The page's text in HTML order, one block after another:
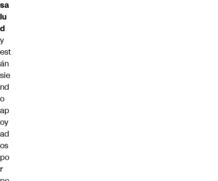
sa
lu
d
y
est
án
sie
nd
o
ap
oy
ad
os
po
r